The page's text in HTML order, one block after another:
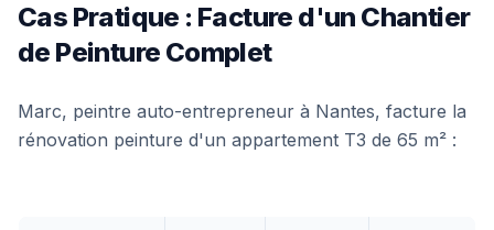
Cas Pratique : Facture d'un Chantier
de Peinture Complet
Marc, peintre auto-entrepreneur à Nantes, facture la
rénovation peinture d'un appartement T3 de 65 m² :